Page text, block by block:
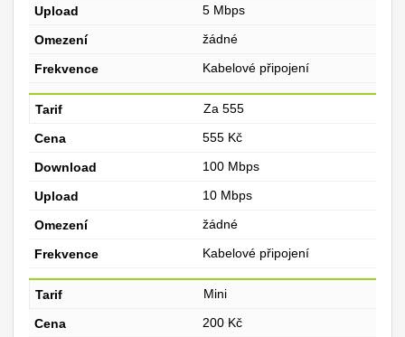
5 Mbps
žádné
Kabelové připojení
Za 555
555 Kč
100 Mbps
10 Mbps
žádné
Kabelové připojení
Mini
200 Kč